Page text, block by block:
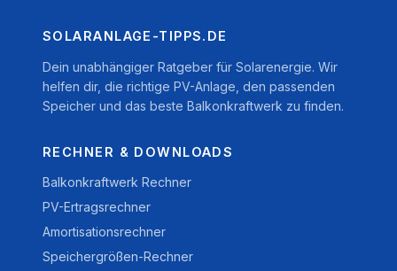
SOLARANLAGE-TIPPS.DE
Dein unabhängiger Ratgeber für Solarenergie. Wir
helfen dir, die richtige PV-Anlage, den passenden
Speicher und das beste Balkonkraftwerk zu finden.
RECHNER & DOWNLOADS
Balkonkraftwerk Rechner
PV-Ertragsrechner
Amortisationsrechner
Speichergrößen-Rechner